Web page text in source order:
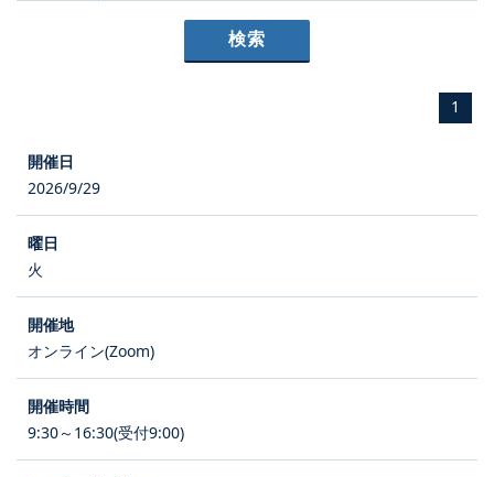
1
2026/9/29
火
オンライン(Zoom)
9:30～16:30(受付9:00)